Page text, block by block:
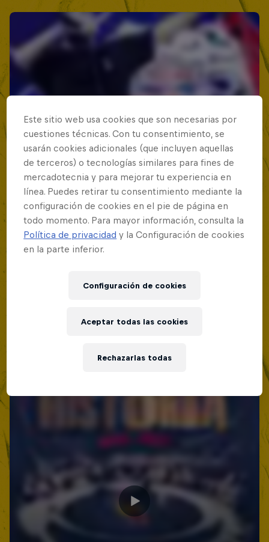
Este sitio web usa cookies que son necesarias por
cuestiones técnicas. Con tu consentimiento, se
usarán cookies adicionales (que incluyen aquellas
de terceros) o tecnologías similares para fines de
mercadotecnia y para mejorar tu experiencia en
línea. Puedes retirar tu consentimiento mediante la
configuración de cookies en el pie de página en
todo momento. Para mayor información, consulta la
Política de privacidad y la Configuración de cookies
en la parte inferior.
Configuración de cookies
Rechazarlas todas
Aceptar todas las cookies